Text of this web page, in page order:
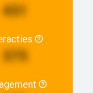
431
375